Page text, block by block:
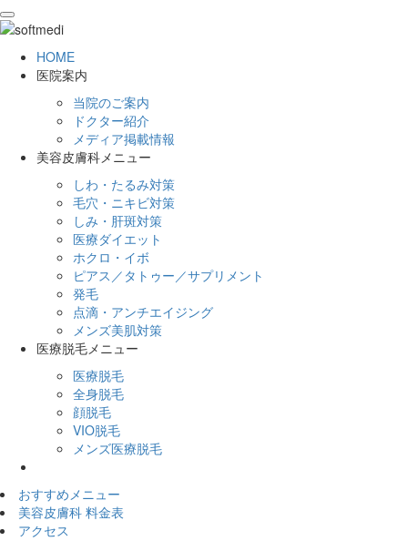
toggle
HOME
医院案内
当院のご案内
ドクター紹介
メディア掲載情報
美容皮膚科メニュー
しわ・たるみ対策
毛穴・ニキビ対策
しみ・肝斑対策
医療ダイエット
ホクロ・イボ
ピアス／タトゥー／サプリメント
発毛
点滴・アンチエイジング
メンズ美肌対策
医療脱毛メニュー
医療脱毛
全身脱毛
顔脱毛
VIO脱毛
メンズ医療脱毛
おすすめメニュー
美容皮膚科 料金表
アクセス